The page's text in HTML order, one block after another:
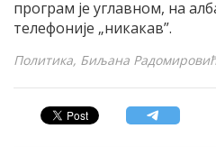
програм је углавном, на
телефоније „никакав”.
Политика, Биљана